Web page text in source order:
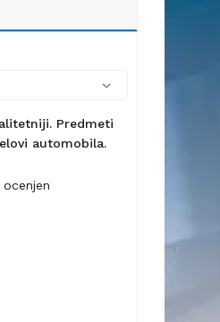
Predmeti
automobila.